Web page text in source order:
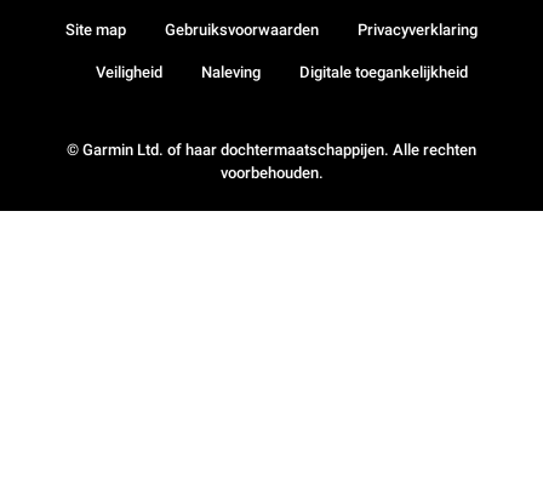
© Garmin Ltd. of haar dochtermaatschappijen. Alle rechten
voorbehouden.
Site map Gebruiksvoorwaarden Privacyverklaring
Veiligheid Naleving Digitale toegankelijkheid